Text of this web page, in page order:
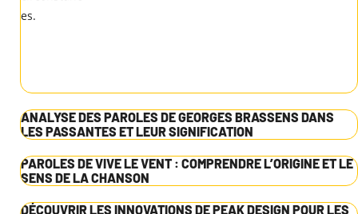
ANALYSE DES PAROLES DE GEORGES BRASSENS DANS
LES PASSANTES ET LEUR SIGNIFICATION
PAROLES DE VIVE LE VENT : COMPRENDRE L’ORIGINE ET LE
SENS DE LA CHANSON
DÉCOUVRIR LES INNOVATIONS DE PEAK DESIGN POUR LES